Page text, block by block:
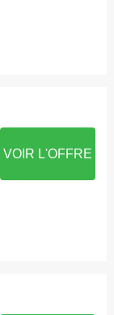
VOIR L'OFFRE